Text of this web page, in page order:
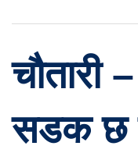
चौतारी
सडक छ